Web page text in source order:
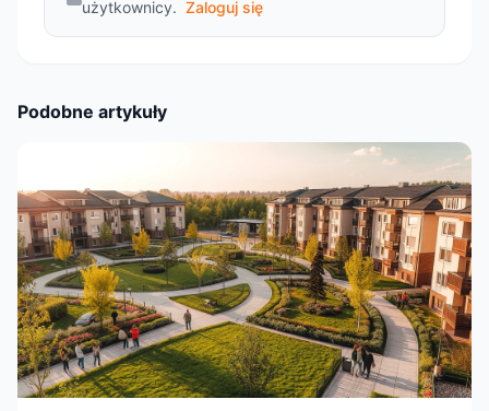
użytkownicy. Zaloguj się
Podobne artykuły